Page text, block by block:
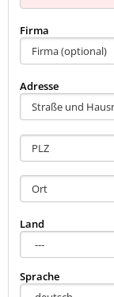
Firma
Adresse
Land
Sprache